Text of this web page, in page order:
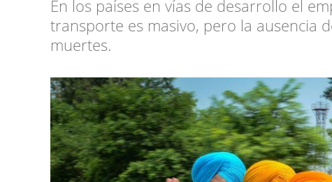
En los países en vías de desarrollo el
transporte es masivo, pero la ausencia
muertes.